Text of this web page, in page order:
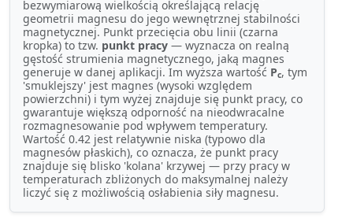
bezwymiarową wielkością określającą relację
geometrii magnesu do jego wewnętrznej stabilności
magnetycznej. Punkt przecięcia obu linii (czarna
kropka) to tzw. punkt pracy — wyznacza on realną
gęstość strumienia magnetycznego, jaką magnes
generuje w danej aplikacji. Im wyższa wartość Pc, tym
'smuklejszy' jest magnes (wysoki względem
powierzchni) i tym wyżej znajduje się punkt pracy, co
gwarantuje większą odporność na nieodwracalne
rozmagnesowanie pod wpływem temperatury.
Wartość 0.42 jest relatywnie niska (typowo dla
magnesów płaskich), co oznacza, że punkt pracy
znajduje się blisko 'kolana' krzywej — przy pracy w
temperaturach zbliżonych do maksymalnej należy
liczyć się z możliwością osłabienia siły magnesu.